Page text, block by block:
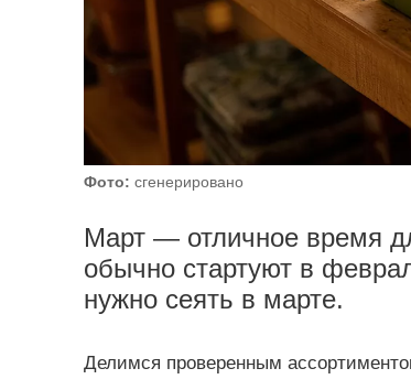
Фото: сгенерировано
Март — отличное время
обычно стартуют в
нужно сеять в марте.
Делимся проверенным